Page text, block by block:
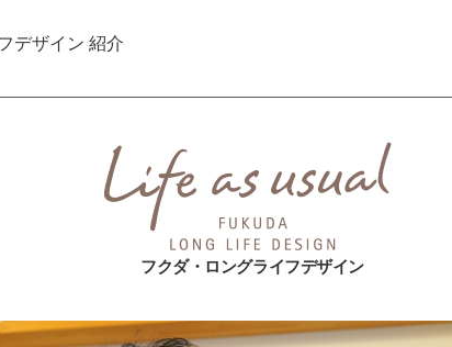
デザイン 紹介
フクダ・ロングライフデザイン